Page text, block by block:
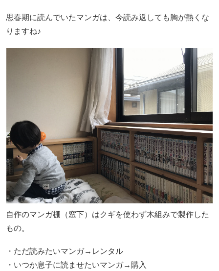
思春期に読んでいたマンガは、今読み返しても胸が熱くな
りますね♪
自作のマンガ棚（窓下）はクギを使わず木組みで製作した
もの。
・ただ読みたいマンガ→レンタル
・いつか息子に読ませたいマンガ→購入